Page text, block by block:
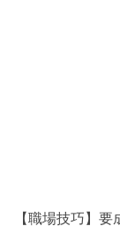
【職場技巧】